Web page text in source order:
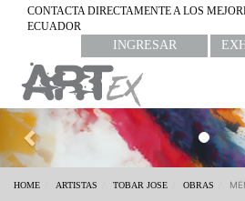
CONTACTA DIRECTAMENTE A LOS
ECUADOR
INGRESAR
Previous
HOME ARTISTAS TOBAR JOSE OBRAS